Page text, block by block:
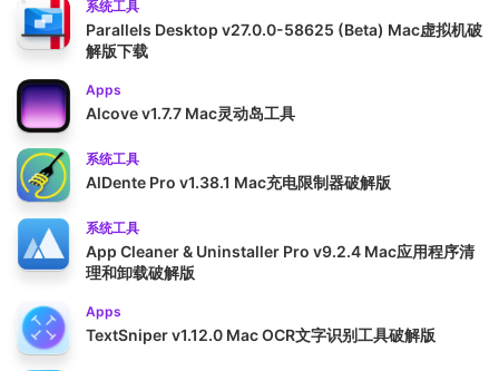
系统工具
Parallels Desktop v27.0.0-58625 (Beta) Mac虚拟机破
解版下载
Apps
Alcove v1.7.7 Mac灵动岛工具
系统工具
AlDente Pro v1.38.1 Mac充电限制器破解版
系统工具
App Cleaner & Uninstaller Pro v9.2.4 Mac应用程序清
理和卸载破解版
Apps
TextSniper v1.12.0 Mac OCR文字识别工具破解版